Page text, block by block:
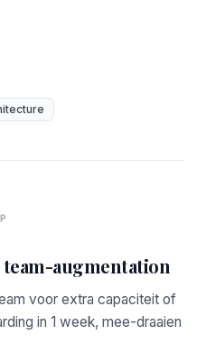
augmentation
voor extra capaciteit of
in 1 week, mee-draaien